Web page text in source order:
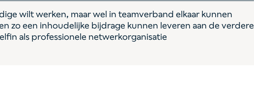
wilt werken, maar wel in teamverband elkaar kunnen
zo een inhoudelijke bijdrage kunnen leveren aan de verdere
als professionele netwerkorganisatie